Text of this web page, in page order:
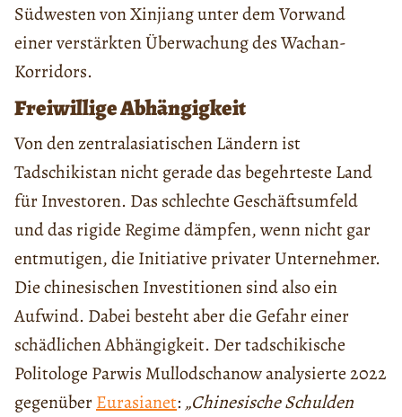
Südwesten von Xinjiang unter dem Vorwand
einer verstärkten Überwachung des Wachan-
Korridors.
Freiwillige Abhängigkeit
Von den zentralasiatischen Ländern ist
Tadschikistan nicht gerade das begehrteste Land
für Investoren. Das schlechte Geschäftsumfeld
und das rigide Regime dämpfen, wenn nicht gar
entmutigen, die Initiative privater Unternehmer.
Die chinesischen Investitionen sind also ein
Aufwind. Dabei besteht aber die Gefahr einer
schädlichen Abhängigkeit. Der tadschikische
Politologe Parwis Mullodschanow analysierte 2022
gegenüberEurasianet: „Chinesische Schulden